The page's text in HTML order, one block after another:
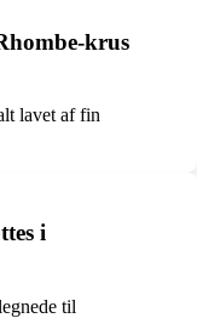
krus
lavet af fin
i
til